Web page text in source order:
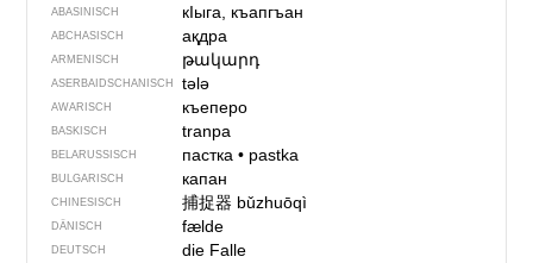
ABASINISCH кIыга, къапгъан
ABCHASISCH ақдра
ARMENISCH թակարդ
ASERBAIDSCHANISCH tələ
AWARISCH къеперо
BASKISCH tranpa
BELARUSSISCH пастка• pastka
BULGARISCH капан
CHINESISCH 捕捉器 bǔzhuōqì
DÄNISCH fælde
DEUTSCH die Falle